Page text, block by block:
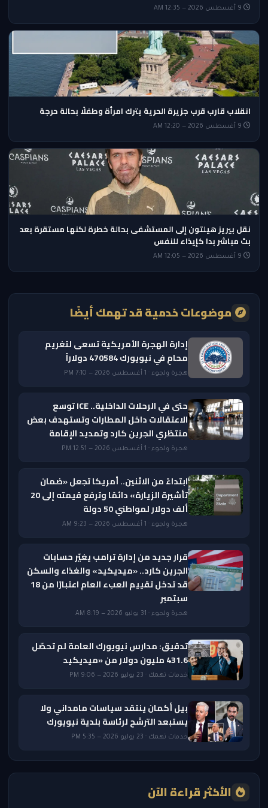
انقلاب قارب قرب جزيرة الحرية يترك امرأة وطفلًا بحالة حرجة
نقل بيريز هيلتون إلى المستشفى بحالة خطرة لكنها مستقرة بعد
بث مباشر بدا كإيذاء للنفس
موضوعات خدمية قد تهمك أيضًا
إدارة الهجرة الأمريكية تسعى لتغريم
محامٍ في نيويورك 470584 دولاراً
هجرة ولجوء · 1 أغسطس 2026 — 7:10 PM
حتى في الرحلات الداخلية.. ICE توسع
الاعتقالات داخل المطارات وتستهدف بعض
منتظري الجرين كارد وتمديد الإقامة
هجرة ولجوء · 1 أغسطس 2026 — 12:51 PM
ابتداءً من الاثنين.. أمريكا تجعل «ضمان
تأشيرة الزيارة» دائمًا وترفع قيمته إلى 20
ألف دولار لمواطني 50 دولة
هجرة ولجوء · 1 أغسطس 2026 — 9:23 AM
قرار جديد من إدارة ترامب يغيّر حسابات
الجرين كارد.. «ميديكيد» والغذاء والسكن
قد تدخل تقييم العبء العام اعتبارًا من 18
سبتمبر
هجرة ولجوء · 31 يوليو 2026 — 8:19 AM
تدقيق: مدارس نيويورك العامة لم تحصّل
431.6 مليون دولار من «ميديكيد
خدمات تهمك · 23 يوليو 2026 — 9:06 PM
بيل أكمان ينتقد سياسات مامداني ولا
يستبعد الترشح لرئاسة بلدية نيويورك
خدمات تهمك · 23 يوليو 2026 — 5:35 PM
الأكثر قراءة الآن